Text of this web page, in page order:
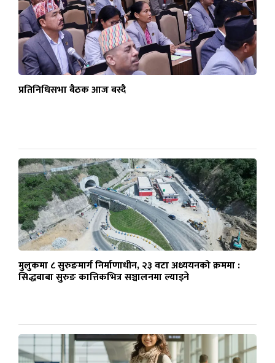
प्रतिनिधिसभा बैठक आज बस्दै
मुलुकमा ८ सुरुङमार्ग निर्माणाधीन, २३ वटा अध्ययनको क्रममा :
सिद्धबाबा सुरुङ कात्तिकभित्र सञ्चालनमा ल्याइने